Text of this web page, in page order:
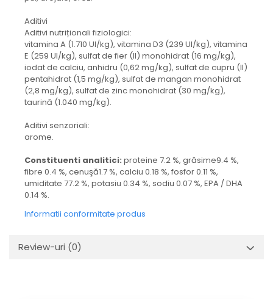
Aditivi
Aditivi nutriționali fiziologici:
vitamina A (1.710 UI/kg), vitamina D3 (239 UI/kg), vitamina
E (259 UI/kg), sulfat de fier (II) monohidrat (16 mg/kg),
iodat de calciu, anhidru (0,62 mg/kg), sulfat de cupru (II)
pentahidrat (1,5 mg/kg), sulfat de mangan monohidrat
(2,8 mg/kg), sulfat de zinc monohidrat (30 mg/kg),
taurină (1.040 mg/kg).
Aditivi senzoriali:
arome.
Constituenti analitici: proteine 7.2 %, grăsime9.4 %,
fibre 0.4 %, cenuşă1.7 %, calciu 0.18 %, fosfor 0.11 %,
umiditate 77.2 %, potasiu 0.34 %, sodiu 0.07 %, EPA / DHA
0.14 %.
Informatii conformitate produs
Review-uri (0)